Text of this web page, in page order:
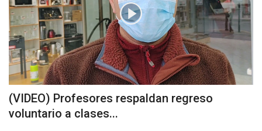
(VIDEO) Profesores respaldan regreso
voluntario a clases...